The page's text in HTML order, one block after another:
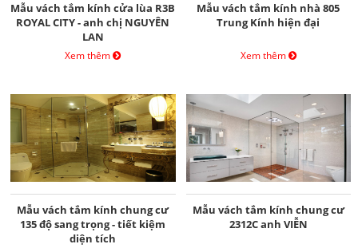
Mẫu vách tắm kính cửa lùa R3B
ROYAL CITY - anh chị NGUYÊN
LAN
Xem thêm
Mẫu vách tắm kính nhà 805
Trung Kính hiện đại
Xem thêm
Mẫu vách tắm kính chung cư
135 độ sang trọng - tiết kiệm
diện tích
Mẫu vách tắm kính chung cư
2312C anh VIỄN